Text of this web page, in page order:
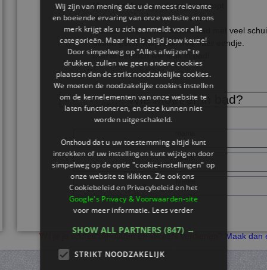
Marja heeft zich in de kast verstopt.
Maar mama vindt haar al snel.
Dan zit Marja in het warme bad met veel
Mama geeft Marja ook nog haar eendje.
Dan is het toch wel leuk in bad!
Wie moet er in bad?
Marja
Mieke
Wil je je scores bijhouden en stickers verdienen? Maak dan
Wij zijn van mening dat u de meest relevante
en boeiende ervaring van onze website en ons
merk krijgt als u zich aanmeldt voor alle
categorieën. Maar het is altijd jouw keuze!
Door simpelweg op "Alles afwijzen" te
drukken, zullen we geen andere cookies
plaatsen dan de strikt noodzakelijke cookies.
We moeten de noodzakelijke cookies instellen
om de kernelementen van onze website te
laten functioneren, en deze kunnen niet
worden uitgeschakeld.
Onthoud dat u uw toestemming altijd kunt
intrekken of uw instellingen kunt wijzigen door
simpelweg op de optie "cookie-instellingen" op
onze website te klikken. Zie ook ons ​​
Cookiebeleid en Privacybeleid en het
Google's Privacy & Voorwaarden-site
voor meer informatie.Lees verder
SHOW ALL PARTNERS (847) →
STRIKT NOODZAKELIJK